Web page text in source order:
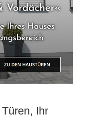
Ihr